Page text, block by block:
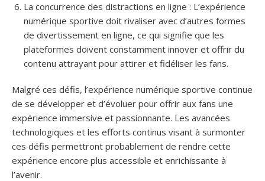
La concurrence des distractions en ligne : L’expérience
numérique sportive doit rivaliser avec d’autres formes
de divertissement en ligne, ce qui signifie que les
plateformes doivent constamment innover et offrir du
contenu attrayant pour attirer et fidéliser les fans.
Malgré ces défis, l’expérience numérique sportive continue
de se développer et d’évoluer pour offrir aux fans une
expérience immersive et passionnante. Les avancées
technologiques et les efforts continus visant à surmonter
ces défis permettront probablement de rendre cette
expérience encore plus accessible et enrichissante à
l’avenir.